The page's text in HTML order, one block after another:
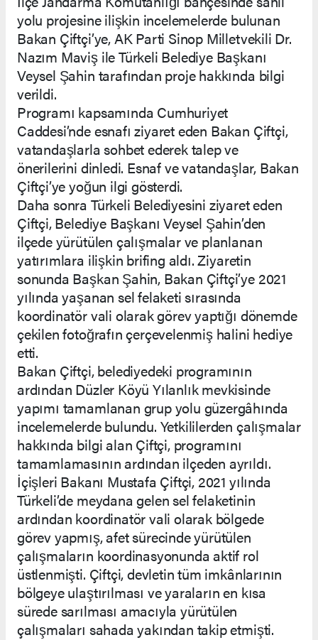
yolu projesine ilişkin incelemelerde bulunan
Bakan Çiftçi’ye, AK Parti Sinop Milletvekili Dr.
Nazım Maviş ile Türkeli Belediye Başkanı
Veysel Şahin tarafından proje hakkında bilgi
verildi.
Programı kapsamında Cumhuriyet
Caddesi’nde esnafı ziyaret eden Bakan Çiftçi,
vatandaşlarla sohbet ederek talep ve
önerilerini dinledi. Esnaf ve vatandaşlar, Bakan
Çiftçi’ye yoğun ilgi gösterdi.
Daha sonra Türkeli Belediyesini ziyaret eden
Çiftçi, Belediye Başkanı Veysel Şahin’den
ilçede yürütülen çalışmalar ve planlanan
yatırımlara ilişkin brifing aldı. Ziyaretin
sonunda Başkan Şahin, Bakan Çiftçi’ye 2021
yılında yaşanan sel felaketi sırasında
koordinatör vali olarak görev yaptığı dönemde
çekilen fotoğrafın çerçevelenmiş halini hediye
etti.
Bakan Çiftçi, belediyedeki programının
ardından Düzler Köyü Yılanlık mevkisinde
yapımı tamamlanan grup yolu güzergâhında
incelemelerde bulundu. Yetkililerden çalışmalar
hakkında bilgi alan Çiftçi, programını
tamamlamasının ardından ilçeden ayrıldı.
İçişleri Bakanı Mustafa Çiftçi, 2021 yılında
Türkeli’de meydana gelen sel felaketinin
ardından koordinatör vali olarak bölgede
görev yapmış, afet sürecinde yürütülen
çalışmaların koordinasyonunda aktif rol
üstlenmişti. Çiftçi, devletin tüm imkânlarının
bölgeye ulaştırılması ve yaraların en kısa
sürede sarılması amacıyla yürütülen
çalışmaları sahada yakından takip etmişti.